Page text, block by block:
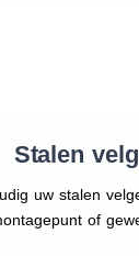
Stalen
uw stalen
of